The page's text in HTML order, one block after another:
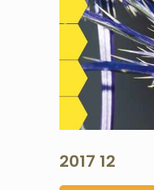
2017 12